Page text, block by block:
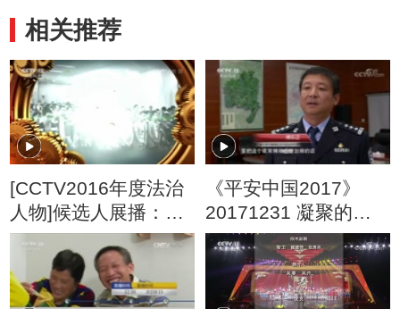
相关推荐
[CCTV2016年度法治
人物]候选人展播：王
盛
《平安中国2017》
20171231 凝聚的力
量